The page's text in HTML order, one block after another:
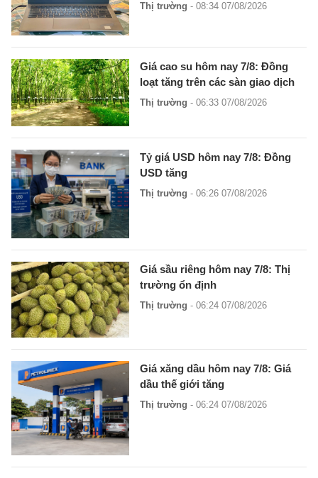
Thị trường - 08:34 07/08/2026
Giá cao su hôm nay 7/8: Đồng
loạt tăng trên các sàn giao dịch
Thị trường - 06:33 07/08/2026
Tỷ giá USD hôm nay 7/8: Đồng
USD tăng
Thị trường - 06:26 07/08/2026
Giá sầu riêng hôm nay 7/8: Thị
trường ổn định
Thị trường - 06:24 07/08/2026
Giá xăng dầu hôm nay 7/8: Giá
dầu thế giới tăng
Thị trường - 06:24 07/08/2026